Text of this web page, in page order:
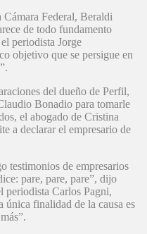
Cámara Federal, Beraldi
de todo fundamento
periodista Jorge
objetivo que se persigue en
del dueño de Perfil,
Bonadio para tomarle
el abogado de Cristina
a declarar el empresario de
testimonios de empresarios
pare, pare, pare”, dijo
periodista Carlos Pagni,
finalidad de la causa es